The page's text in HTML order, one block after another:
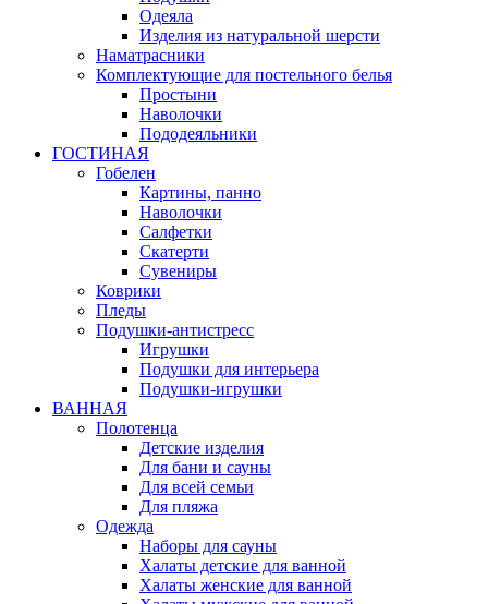
Одеяла
Изделия из натуральной шерсти
Наматраcники
Комплектующие для постельного белья
Простыни
Наволочки
Пододеяльники
ГОСТИНАЯ
Гобелен
Картины, панно
Наволочки
Салфетки
Скатерти
Сувениры
Коврики
Пледы
Подушки-антистресс
Игрушки
Подушки для интерьера
Подушки-игрушки
ВАННАЯ
Полотенца
Детские изделия
Для бани и сауны
Для всей семьи
Для пляжа
Одежда
Наборы для сауны
Халаты детские для ванной
Халаты женские для ванной